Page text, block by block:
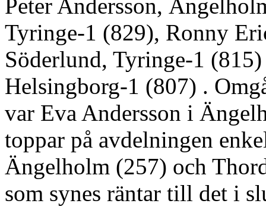
Peter Andersson,
Tyringe-1 (829), Ronny
Söderlund, Tyringe-1
Helsingborg-1 (807) .
var Eva Andersson i
toppar på avdelningen
Ängelholm (257) och
som synes räntar till det i